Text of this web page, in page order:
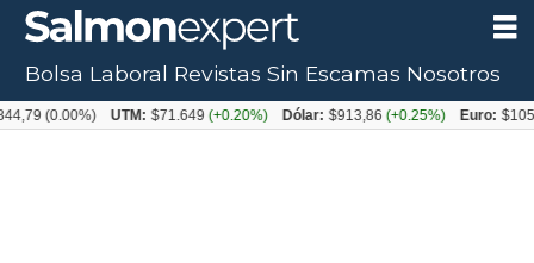
Bolsa Laboral Revistas Sin Escamas Nosotros
UTM: $71.649(+0.20%) Dólar: $913,86(+0.25%) Euro: $1053,08 (-